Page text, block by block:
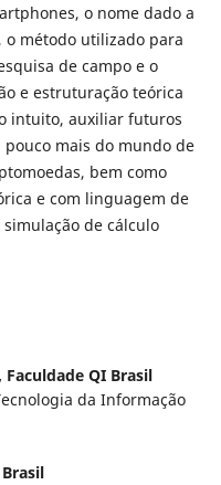
o nome dado a
o método utilizado para
de campo e o
e estruturação teórica
intuito, auxiliar futuros
mais do mundo de
bem como
e com linguagem de
de cálculo
Faculdade QI Brasil
da Informação